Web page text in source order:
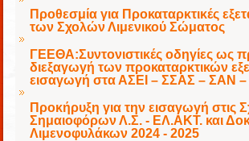
Προθεσμία για Προκαταρκτικές
των Σχολών Λιμενικού Σώματος
ΓΕΕΘΑ:Συντονιστικές οδηγίες ως
διεξαγωγή των προκαταρκτικών
εισαγωγή στα ΑΣΕΙ – ΣΣΑΣ – ΣΑΝ
Προκήρυξη για την εισαγωγή στις
Σημαιοφόρων Λ.Σ. - ΕΛ.ΑΚΤ. και
Λιμενοφυλάκων 2024 - 2025